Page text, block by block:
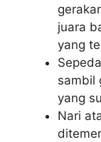
juara
yang
sambil
yang
Nari